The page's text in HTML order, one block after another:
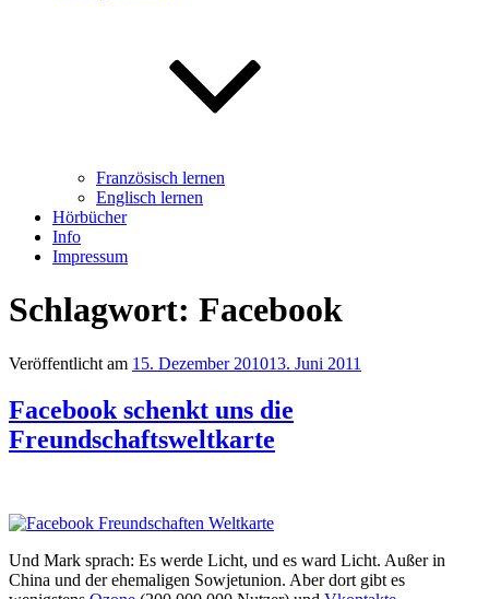
Französisch lernen
Englisch lernen
Hörbücher
Info
Impressum
Schlagwort: Facebook
Veröffentlicht am 15. Dezember 201013. Juni 2011
Facebook schenkt uns die
Freundschaftsweltkarte
Und Mark sprach: Es werde Licht, und es ward Licht. Außer in
China und der ehemaligen Sowjetunion. Aber dort gibt es